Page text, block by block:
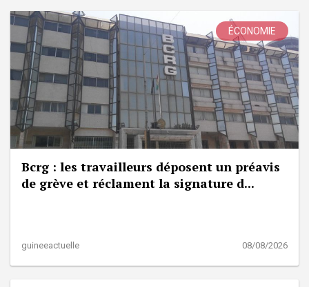
ÉCONOMIE
Bcrg : les travailleurs déposent un préavis
de grève et réclament la signature d...
guineeactuelle 08/08/2026